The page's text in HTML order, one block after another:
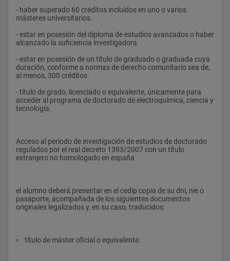
La cláusula de conciencia de los profesionales de la
información
Aspectos de las relaciones laborales por lo que respecta a la
relación individual de trabajo
Aspectos de las relaciones laborales por lo que respecta a las
relaciones colectivas de trabajo
Estudio del régimen jurídico de la seguridad social en general
Régimen jurídico de la prevención
Derecho Procesal Laboral
al derecho administrativo laboral
Derecho del Empleo
Propiedad intelectual y nuevas tecnologías
Discapacidad y familia
Derecho de la distribución comercial
- haber superado 60 créditos incluidos en uno o varios
másteres universitarios.
- estar en posesión del diploma de estudios avanzados o haber
alcanzado la suficiencia investigadora.
- estar en posesión de un título de graduado o graduada cuya
duración, conforme a normas de derecho comunitario sea de,
al menos, 300 créditos.
- título de grado, licenciado o equivalente, únicamente para
acceder al programa de doctorado de electroquímica, ciencia y
tecnología.
Acceso al período de investigación de estudios de doctorado
regulados por el real decreto 1393/2007 con un título
extranjero no homologado en españa
el alumno deberá presentar en el cedip copia de su dni, nie o
pasaporte, acompañada de los siguientes documentos
originales legalizados y, en su caso, traducidos:
▫    título de máster oficial o equivalente.